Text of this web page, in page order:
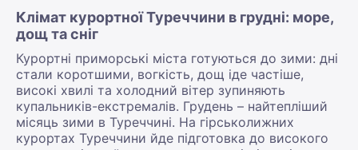
Клімат курортної Туреччини в грудні: море,
дощ та сніг
Курортні приморські міста готуються до зими: дні
стали коротшими, вогкість, дощ іде частіше,
високі хвилі та холодний вітер зупиняють
купальників-екстремалів. Грудень – найтепліший
місяць зими в Туреччині. На гірськолижних
курортах Туреччини йде підготовка до високого